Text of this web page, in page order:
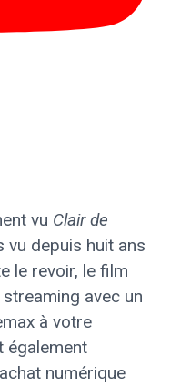
vu Clair de
vu depuis huit ans
le revoir, le film
avec un
à votre
également
numérique